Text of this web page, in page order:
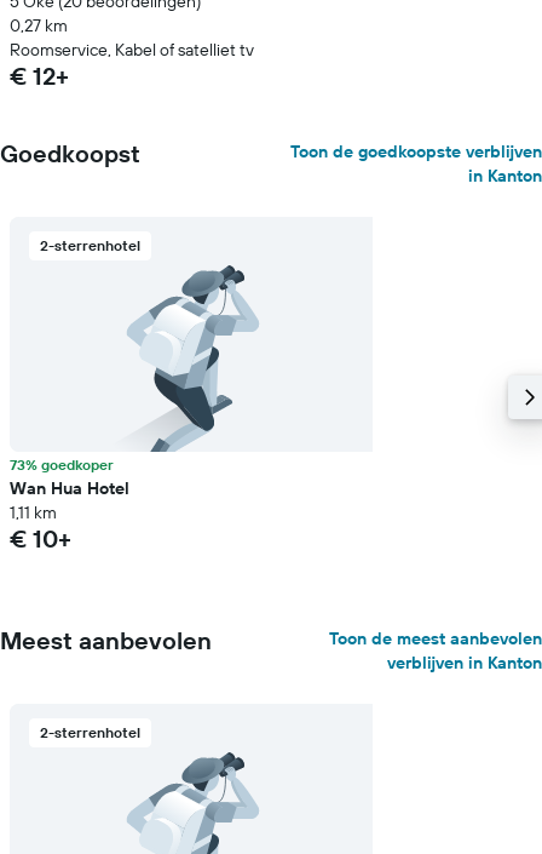
0,27 km
Roomservice, Kabel of satelliet tv
€ 12+
Goedkoopst
Toon de goedkoopste verblijven
in Kanton
2-sterrenhotel
73% goedkoper
Wan Hua Hotel
1,11 km
€ 10+
Meest aanbevolen
Toon de meest aanbevolen
verblijven in Kanton
2-sterrenhotel